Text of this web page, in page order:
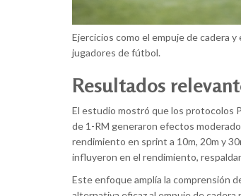
Ejercicios como el empuje de cadera
jugadores de fútbol.
Resultados
El estudio mostró que los protocolos
de 1-RM generaron efectos
rendimiento en sprint a 10m, 20m y
influyeron en el rendimiento,
Este enfoque amplía la comprensión